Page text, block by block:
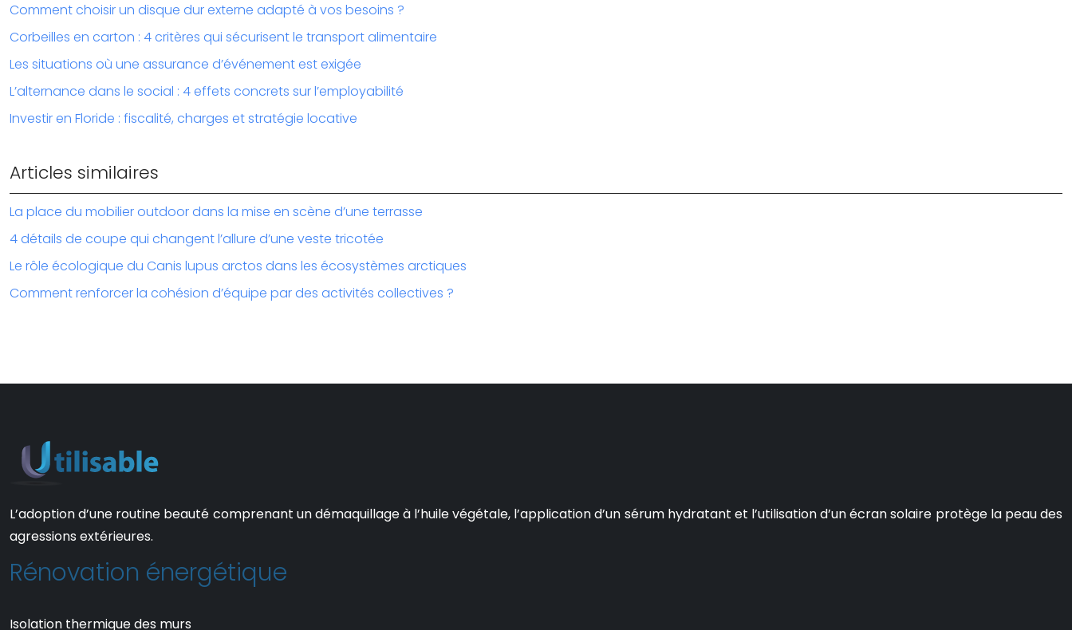
Comment choisir un disque dur externe adapté à vos besoins ?
Corbeilles en carton : 4 critères qui sécurisent le transport alimentaire
Les situations où une assurance d’événement est exigée
L’alternance dans le social : 4 effets concrets sur l’employabilité
Investir en Floride : fiscalité, charges et stratégie locative
Articles similaires
La place du mobilier outdoor dans la mise en scène d’une terrasse
4 détails de coupe qui changent l’allure d’une veste tricotée
Le rôle écologique du Canis lupus arctos dans les écosystèmes arctiques
Comment renforcer la cohésion d’équipe par des activités collectives ?
L’adoption d’une routine beauté comprenant un démaquillage à l’huile végétale, l’application d’un sérum hydratant et l’utilisation d’un écran solaire protège la peau des
agressions extérieures.
Rénovation énergétique
Isolation thermique des murs